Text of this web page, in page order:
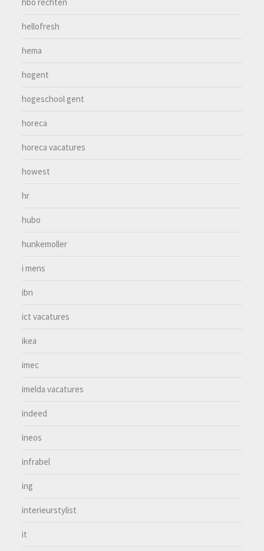
hbo rechten
hellofresh
hema
hogent
hogeschool gent
horeca
horeca vacatures
howest
hr
hubo
hunkemoller
i mens
ibn
ict vacatures
ikea
imec
imelda vacatures
indeed
ineos
infrabel
ing
interieurstylist
it